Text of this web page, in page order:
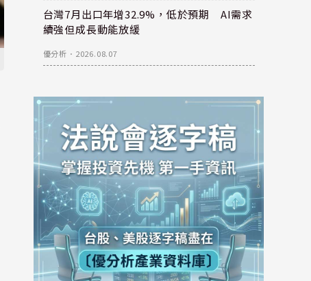
台灣7月出口年增32.9%，低於預期 AI需求
續強但成長動能放緩
優分析 ． 2026.08.07